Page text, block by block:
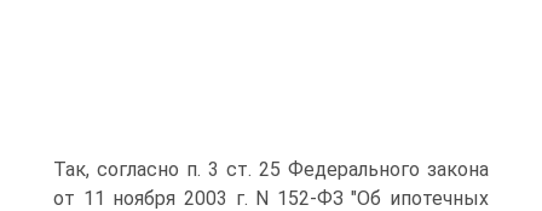
Так, согласно п. 3 ст. 25 Федерального закона
от 11 ноября 2003 г. N 152-ФЗ "Об ипотечных